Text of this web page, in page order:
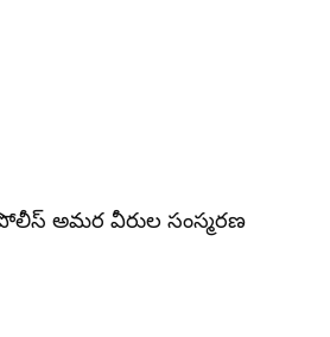
| పోలీస్ అమర వీరుల సంస్మరణ